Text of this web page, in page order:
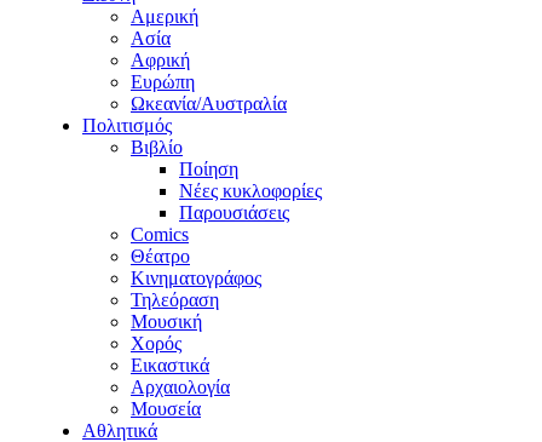
Αμερική
Ασία
Αφρική
Ευρώπη
Ωκεανία/Αυστραλία
Πολιτισμός
Βιβλίο
Ποίηση
Νέες κυκλοφορίες
Παρουσιάσεις
Comics
Θέατρο
Κινηματογράφος
Τηλεόραση
Μουσική
Χορός
Εικαστικά
Αρχαιολογία
Μουσεία
Αθλητικά